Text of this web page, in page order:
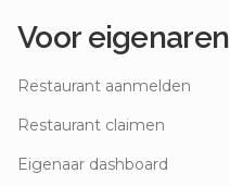
Voor eigenaren
Restaurant aanmelden
Restaurant claimen
Eigenaar dashboard